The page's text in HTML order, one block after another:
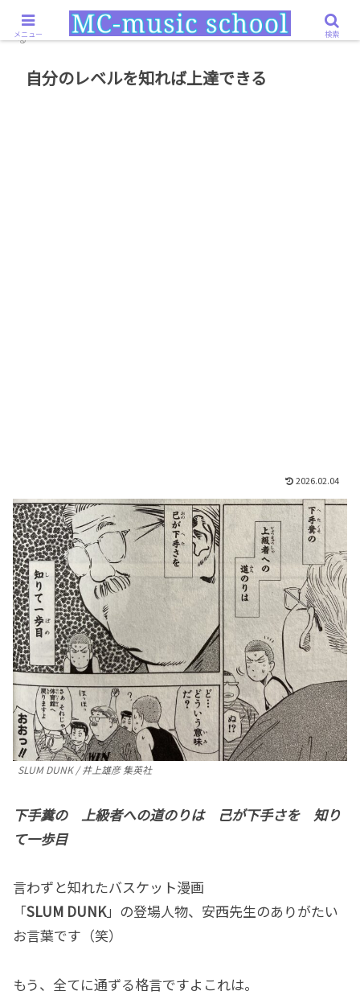
ホーム 奏法・練習
自分のレベルを知れば上達でき
る
自分のレベルを知れば上達できる
2026.02.04
SLUM DUNK / 井上雄彦 集英社
下手糞の 上級者への道のりは 己が下手さを 知り
て一歩目
言わずと知れたバスケット漫画
「SLUM DUNK」の登場人物、安西先生のありがたい
お言葉です（笑）
もう、全てに通ずる格言ですよこれは。
メニュー 検索